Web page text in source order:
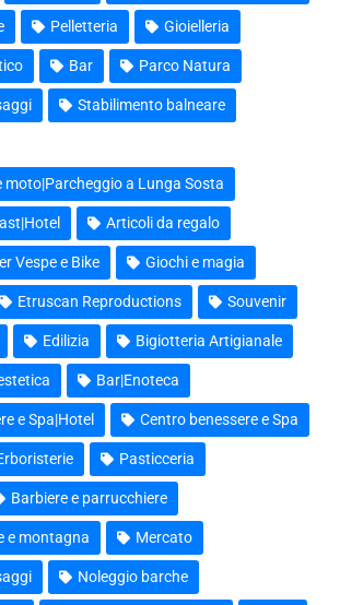
Pelletteria Gioielleria
Bar Parco Natura
Stabilimento balneare
moto|Parcheggio a Lunga Sosta
Articoli da regalo
Vespe e Bike Giochi e magia
Etruscan Reproductions Souvenir
Edilizia Bigiotteria Artigianale
Bar|Enoteca
e Spa|Hotel Centro benessere e Spa
Pasticceria
Barbiere e parrucchiere
e montagna Mercato
Noleggio barche